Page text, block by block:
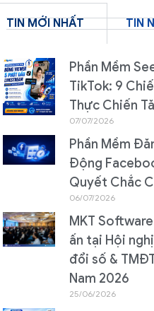
TIN MỚI NHẤT TIN
Phần Mềm
TikTok: 9
Thực Chiến
07/07/2026
Phần Mềm
Động
Quyết Chắc
06/07/2026
MKT
ấn tại Hội
đổi số &
Nam 2026
25/06/2026